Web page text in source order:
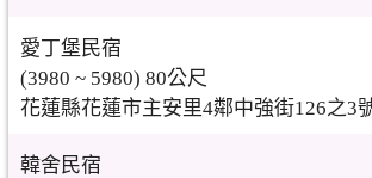
愛丁堡民宿
(3980 ~ 5980) 80公尺
花蓮縣花蓮市主安里4鄰中強街126之3
韓舍民宿